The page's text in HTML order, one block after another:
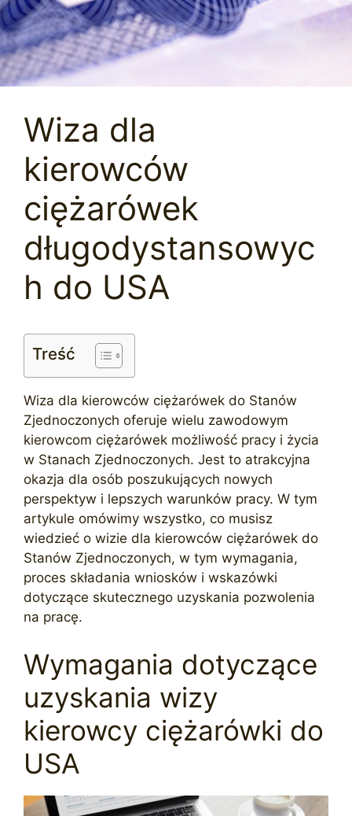
Wiza dla
kierowców
ciężarówek
długodystansowyc
h do USA
Treść
Wiza dla kierowców ciężarówek do Stanów
Zjednoczonych oferuje wielu zawodowym
kierowcom ciężarówek możliwość pracy i życia
w Stanach Zjednoczonych. Jest to atrakcyjna
okazja dla osób poszukujących nowych
perspektyw i lepszych warunków pracy. W tym
artykule omówimy wszystko, co musisz
wiedzieć o wizie dla kierowców ciężarówek do
Stanów Zjednoczonych, w tym wymagania,
proces składania wniosków i wskazówki
dotyczące skutecznego uzyskania pozwolenia
na pracę.
Wymagania dotyczące
uzyskania wizy
kierowcy ciężarówki do
USA